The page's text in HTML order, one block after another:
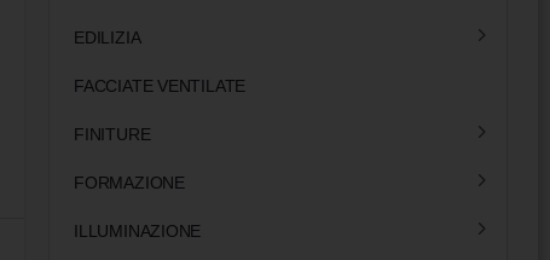
EDILIZIA
FACCIATE VENTILATE
FINITURE
FORMAZIONE
ILLUMINAZIONE